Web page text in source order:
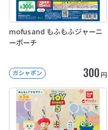
mofusand もふもふジャーニ
ーポーチ
ガシャポン 300 円